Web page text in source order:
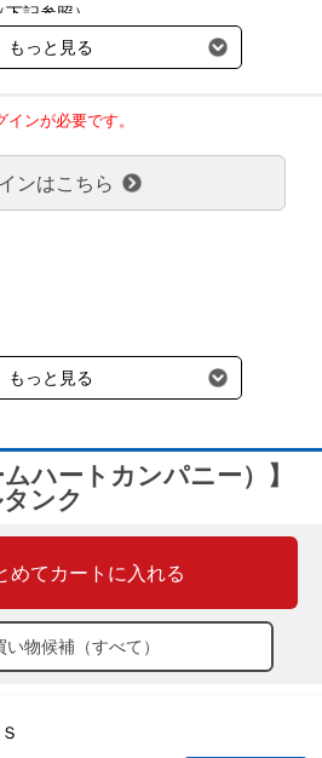
記参照）
沖縄県へのお届けにつきましては、1
30,000円以上で配送無料となります。
致します。
に分かれる場合の送料負担は、１回分
せん。
ご注文の場合は、大型商品送料のみご
もっと見る
ンが必要です。
ンはこちら
もっと見る
ハートカンパニー）】
ンク
めてカートに入れる
い物候補（すべて）